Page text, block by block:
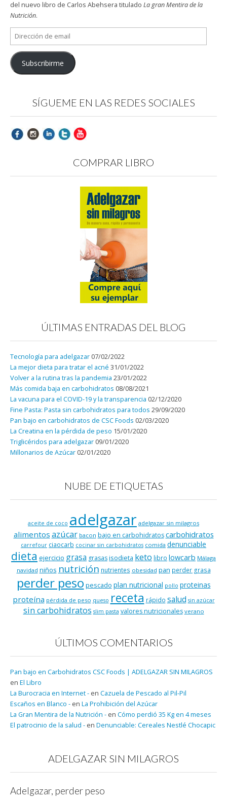
del nuevo libro de Carlos Abehsera titulado La gran Mentira de la
Nutrición.
Dirección
de
email
Subscribirme
SÍGUEME EN LAS REDES SOCIALES
COMPRAR LIBRO
ÚLTIMAS ENTRADAS DEL BLOG
Tecnología para adelgazar 07/02/2022
La mejor dieta para tratar el acné 31/01/2022
Volver a la rutina tras la pandemia 23/01/2022
Más comida baja en carbohidratos 08/08/2021
La vacuna para el COVID-19 y la transparencia 02/12/2020
Fine Pasta: Pasta sin carbohidratos para todos 29/09/2020
Pan bajo en carbohidratos de CSC Foods 02/03/2020
La Creatina en la pérdida de peso 15/01/2020
Triglicéridos para adelgazar 09/01/2020
Millonarios de Azúcar 02/01/2020
NUBE DE ETIQUETAS
aceite de coco adelgazar adelgazar sin milagros
alimentos azúcar bacon bajo en carbohidratos carbohidratos
carrefour ciaocarb cocinar sin carbohidratos comida denunciable
dieta ejercicio grasa grasasisodieta keto libro lowcarb Málaga
navidad niños nutrición nutrientes obesidad pan perder grasa
perder peso pescado plan nutricional pollo proteinas
proteína pérdida de peso queso receta rápido salud sin azúcar
sin carbohidratos slim pasta valores nutricionales verano
ÚLTIMOS COMENTARIOS
Pan bajo en Carbohidratos CSC Foods | ADELGAZAR SIN MILAGROS
en El Libro
La Burocracia en Internet - en Cazuela de Pescado al Pil-Pil
Escaños en Blanco - en La Prohibición del Azúcar
La Gran Mentira de la Nutrición - en Cómo perdió 35 Kg en 4 meses
El patrocinio de la salud - en Denunciable: Cereales Nestlé Chocapic
ADELGAZAR SIN MILAGROS
Adelgazar, perder peso